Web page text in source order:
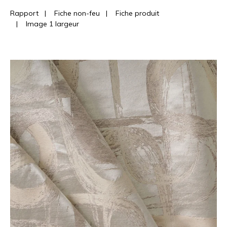
Rapport | Fiche non-feu |
Fiche produit
| Image 1 largeur